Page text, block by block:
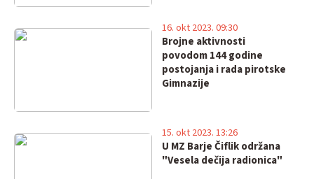
Brojne aktivnosti
povodom 144 godine
postojanja i rada pirotske
Gimnazije
16. okt 2023. 09:30
U MZ Barje Čiflik održana
"Vesela dečija radionica"
15. okt 2023. 13:26